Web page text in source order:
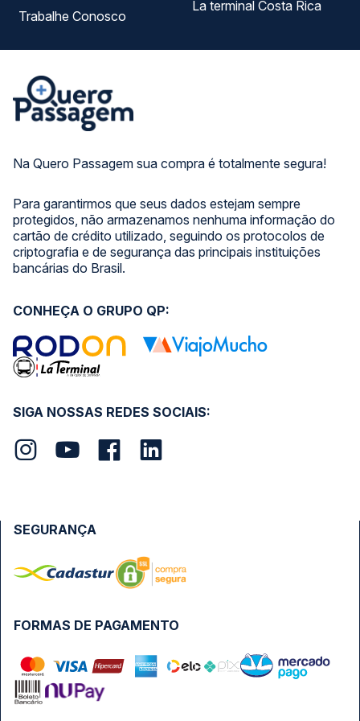
Na Quero Passagem sua compra é totalmente segura!
Para garantirmos que seus dados estejam sempre
protegidos, não armazenamos nenhuma informação do
cartão de crédito utilizado, seguindo os protocolos de
criptografia e de segurança das principais instituições
bancárias do Brasil.
Trabalhe Conosco
La terminal Costa Rica
SIGA NOSSAS REDES SOCIAIS:
CONHEÇA O GRUPO QP:
FORMAS DE PAGAMENTO
SEGURANÇA